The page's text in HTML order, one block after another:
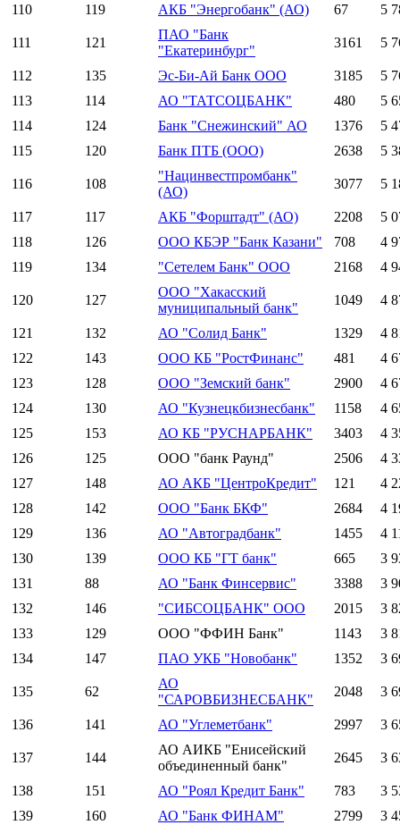
110 119 АКБ "Энергобанк" (АО) 67 5
111 121
ПАО "Банк
"Екатеринбург"
3161 5
112 135 Эс-Би-Ай Банк ООО 3185
5
113
114 АО "ТАТСОЦБАНК" 480
5
114
124 Банк "Снежинский" АО 1376
5
115
120 Банк ПТБ (ООО) 2638 5
116 108
"Нацинвестпромбанк"
(АО)
3077 5
117 117 АКБ "Форштадт" (АО) 2208
5
118
126 ООО КБЭР "Банк Казани" 708
4
119
134 "Сетелем Банк" ООО 2168 4
120 127
ООО "Хакасский
муниципальный банк"
1049 4
121 132 АО "Солид Банк" 1329
4
122
143 ООО КБ "РостФинанс" 481
4
123
128 ООО "Земский банк" 2900
4
124
130 АО "Кузнецкбизнесбанк" 1158
4
125
153 АО КБ "РУСНАРБАНК" 3403
4
126
125 ООО "банк Раунд" 2506
4
127
148 АО АКБ "ЦентроКредит" 121
4
128
142 ООО "Банк БКФ" 2684
4
129
136 АО "Автоградбанк" 1455
4
130
139 ООО КБ "ГТ банк" 665
3
131
88 АО "Банк Финсервис" 3388
3
132
146 "СИБСОЦБАНК" ООО 2015
3
133
129 ООО "ФФИН Банк" 1143
3
134
147 ПАО УКБ "Новобанк" 1352 3
135 62
АО
"САРОВБИЗНЕСБАНК"
2048 3
136 141 АО "Углеметбанк" 2997 3
137 144
АО АИКБ "Енисейский
объединенный банк"
2645 3
138 151 АО "Роял Кредит Банк" 783
3
139
160 АО "Банк ФИНАМ" 2799
3